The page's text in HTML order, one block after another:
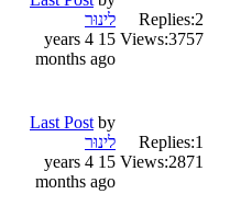
Replies:2
Views:3757
לינוּר
15 years 4
months ago
Replies:1
Views:2871
Last Post by
לינוּר
15 years 4
months ago